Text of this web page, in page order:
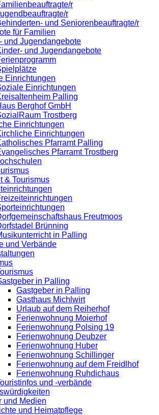
r
r
und Seniorenbeauftragte/r
für Familien
und Jugendangebote
und Jugendangebote
Einrichtungen
Einrichtungen
Palling
Berghof GmbH
Trostberg
Einrichtungen
Einrichtungen
Pfarramt Palling
Pfarramt Trostberg
& Tourismus
Freutmoos
Brünning
in Palling
und Verbände
in Palling
Gastgeber in Palling
Gasthaus Michlwirt
Urlaub auf dem Reiherhof
Ferienwohnung Moierhof
Ferienwohnung Polsing 19
Ferienwohnung Deubzer
Ferienwohnung Huber
Ferienwohnung Schillinger
Ferienwohnung auf dem Freidlhof
Ferienwohnung Ruhdichaus
und -verbände
und Medien
und Heimatpflege